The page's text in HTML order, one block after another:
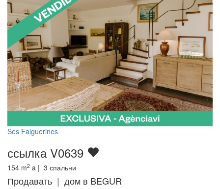
Ses Falguerines
ссылка V0639
154 m2 a | 3 спальни
Продавать | дом в BEGUR